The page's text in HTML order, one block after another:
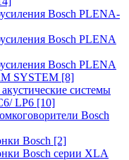
Bosch PLENA-
Bosch PLENA
Bosch PLENA
SYSTEM [8]
системы
LP6 [10]
Bosch
Bosch [2]
Bosch серии XLA